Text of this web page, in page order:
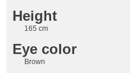
Height
165 cm
Eye color
Brown